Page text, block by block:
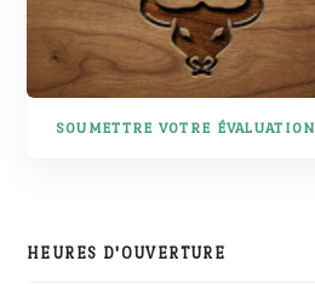
SOUMETTRE VOTRE ÉVALUATION
HEURES D'OUVERTURE